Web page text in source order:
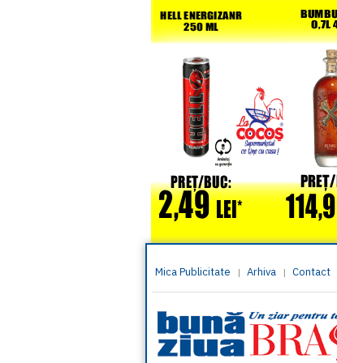
Mica Publicitate | Arhiva | Contact